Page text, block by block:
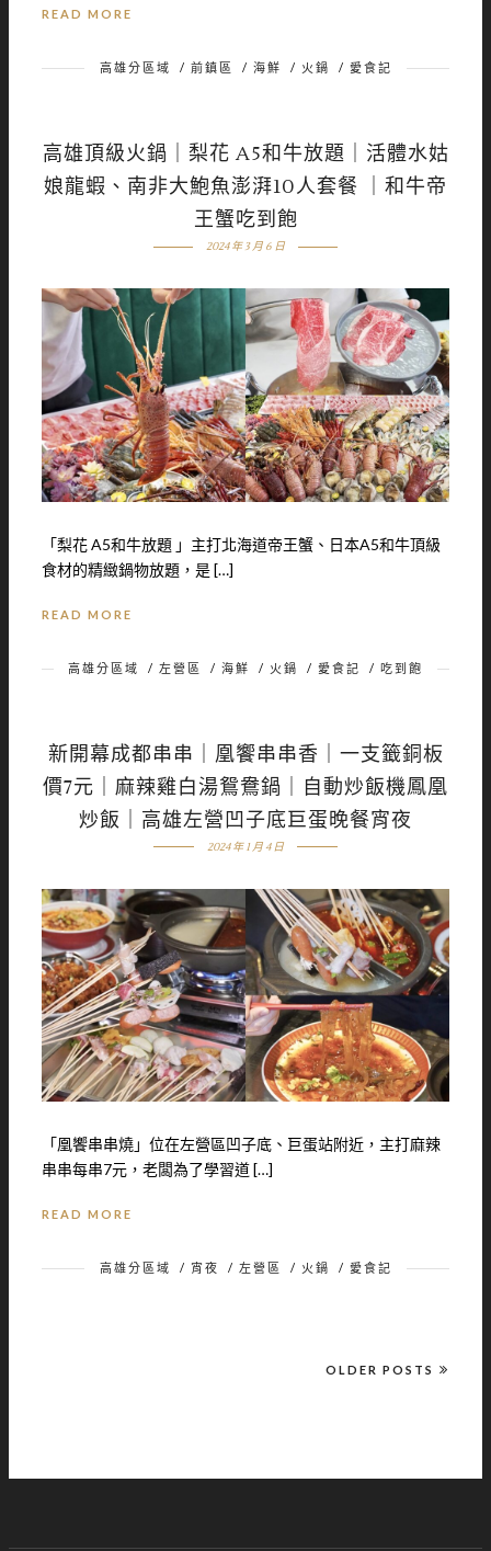
READ MORE
高雄分區域 / 前鎮區 / 海鮮 / 火鍋 / 愛食記
高雄頂級火鍋｜梨花 A5和牛放題｜活體水姑
娘龍蝦、南非大鮑魚澎湃10人套餐 ｜和牛帝
王蟹吃到飽
2024 年 3 月 6 日
「梨花 A5和牛放題 」主打北海道帝王蟹、日本A5和牛頂級
食材的精緻鍋物放題，是 […]
READ MORE
高雄分區域 / 左營區 / 海鮮 / 火鍋 / 愛食記 / 吃到飽
新開幕成都串串｜凰饗串串香｜一支籤銅板
價7元｜麻辣雞白湯鴛鴦鍋｜自動炒飯機鳳凰
炒飯｜高雄左營凹子底巨蛋晚餐宵夜
2024 年 1 月 4 日
「凰饗串串燒」位在左營區凹子底、巨蛋站附近，主打麻辣
串串每串7元，老闆為了學習道 […]
READ MORE
高雄分區域 / 宵夜 / 左營區 / 火鍋 / 愛食記
OLDER POSTS